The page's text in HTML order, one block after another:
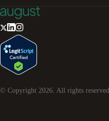
© Copyright 2026 . All rights reserved.